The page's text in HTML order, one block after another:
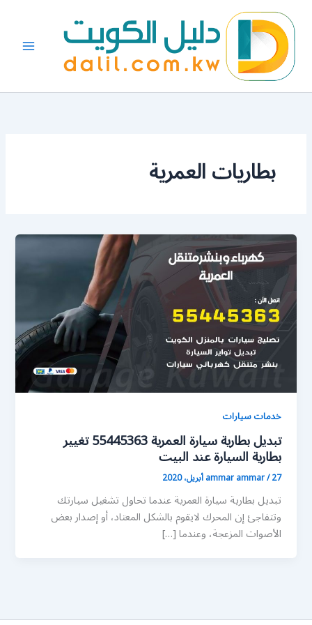
المحتوى
بطاريات العمرية
خدمات سيارات
تبديل بطارية سيارة العمرية 55445363 تغيير
بطارية السيارة عند البيت
ammar ammar/27 أبريل، 2020
تبديل بطارية سيارة العمرية عندما تحاول تشغيل سيارتك
وتتفاجئ إن المحرك لايقوم بالشكل المعتاد، أو إصدار بعض
الأصوات المزعجة، وعندما […]